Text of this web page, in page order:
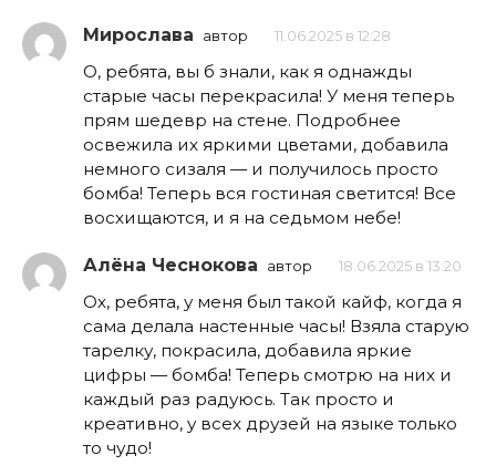
Мирослава автор 11.06.2025 в 12:28
О, ребята, вы б знали, как я однажды
старые часы перекрасила! У меня теперь
прям шедевр на стене. Подробнее
освежила их яркими цветами, добавила
немного сизаля — и получилось просто
бомба! Теперь вся гостиная светится! Все
восхищаются, и я на седьмом небе!
Алёна Чеснокова автор 18.06.2025 в 13:20
Ох, ребята, у меня был такой кайф, когда я
сама делала настенные часы! Взяла старую
тарелку, покрасила, добавила яркие
цифры — бомба! Теперь смотрю на них и
каждый раз радуюсь. Так просто и
креативно, у всех друзей на языке только
то чудо!